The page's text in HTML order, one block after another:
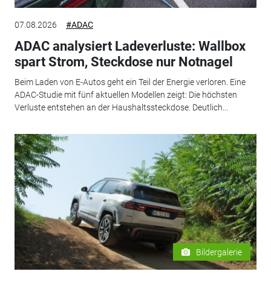
07.08.2026 #ADAC
ADAC analysiert Ladeverluste: Wallbox
spart Strom, Steckdose nur Notnagel
Beim Laden von E-Autos geht ein Teil der Energie verloren. Eine
ADAC-Studie mit fünf aktuellen Modellen zeigt: Die höchsten
Verluste entstehen an der Haushaltssteckdose. Deutlich...
Bildergalerie